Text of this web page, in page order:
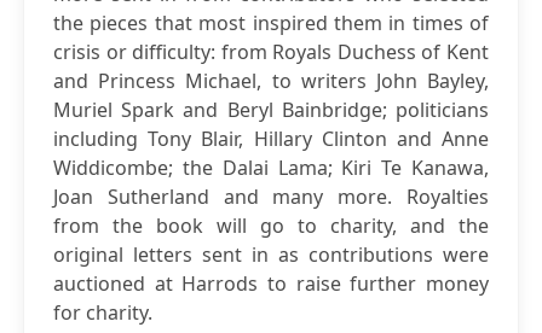
the pieces that most inspired them in times of
crisis or difficulty: from Royals Duchess of Kent
and Princess Michael, to writers John Bayley,
Muriel Spark and Beryl Bainbridge; politicians
including Tony Blair, Hillary Clinton and Anne
Widdicombe; the Dalai Lama; Kiri Te Kanawa,
Joan Sutherland and many more. Royalties
from the book will go to charity, and the
original letters sent in as contributions were
auctioned at Harrods to raise further money
for charity.